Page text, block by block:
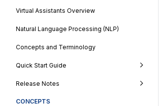
Virtual Assistants Overview
Natural Language Processing (NLP)
Concepts and Terminology
Quick Start Guide
Release Notes
CONCEPTS